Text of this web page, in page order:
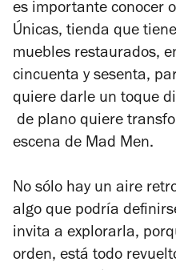
es importante conocer
Únicas, tienda que
muebles restaurados,
cincuenta y sesenta,
quiere darle un toque
de plano quiere
escena de Mad Men.
No sólo hay un aire
algo que podría
invita a explorarla,
orden, está todo